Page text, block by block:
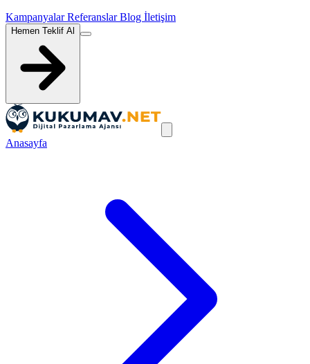
KampanyalarReferanslarBlog İletişim
Hemen Teklif Al
Anasayfa